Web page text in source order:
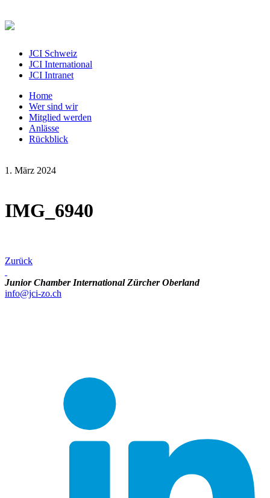
JCI Schweiz
JCI International
JCI Intranet
Home
Wer sind wir
Mitglied werden
Anlässe
Rückblick
1. März 2024
IMG_6940
Zurück
Junior Chamber International Zürcher Oberland
info@jci-zo.ch